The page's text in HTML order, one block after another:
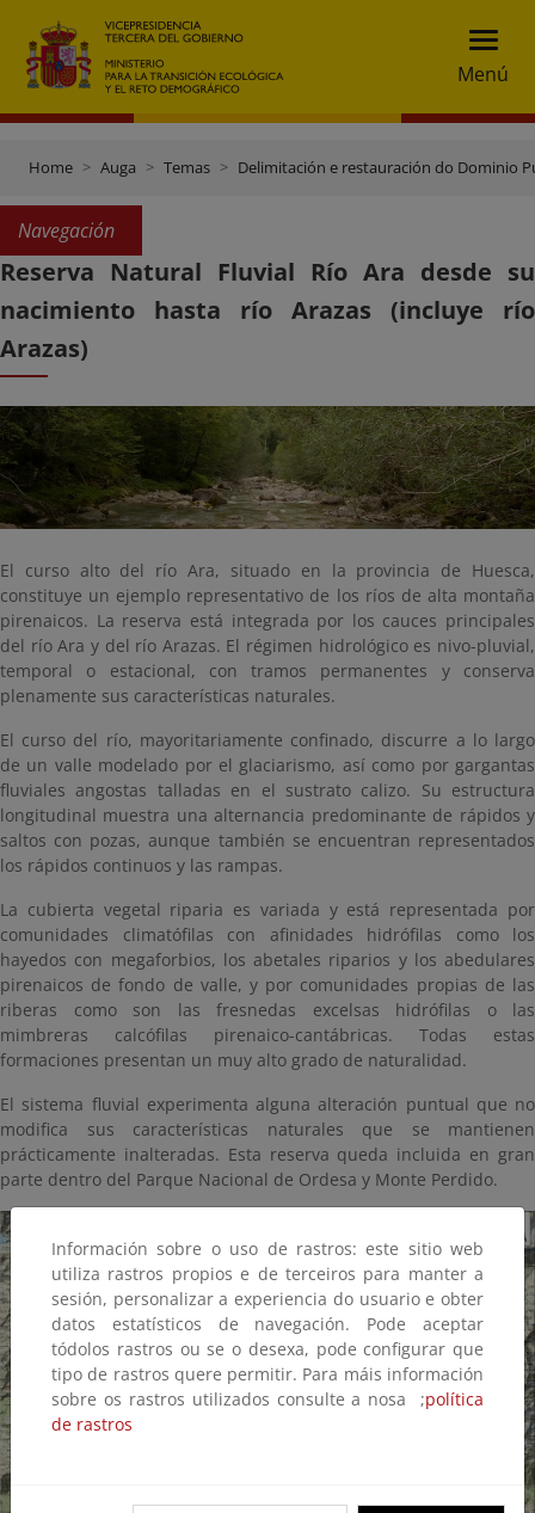
Menú
Home Auga Temas Delimitación e restauración do Dominio
Navegación
Reserva Natural Fluvial Río Ara desde su
nacimiento hasta río Arazas (incluye río
Arazas)
El curso alto del río Ara, situado en la provincia de Huesca,
constituye un ejemplo representativo de los ríos de alta montaña
pirenaicos. La reserva está integrada por los cauces principales
del río Ara y del río Arazas. El régimen hidrológico es nivo-pluvial,
temporal o estacional, con tramos permanentes y conserva
plenamente sus características naturales.
El curso del río, mayoritariamente confinado, discurre a lo largo
de un valle modelado por el glaciarismo, así como por gargantas
fluviales angostas talladas en el sustrato calizo. Su estructura
longitudinal muestra una alternancia predominante de rápidos y
saltos con pozas, aunque también se encuentran representados
los rápidos continuos y las rampas.
La cubierta vegetal riparia es variada y está representada por
comunidades climatófilas con afinidades hidrófilas como los
hayedos con megaforbios, los abetales riparios y los abedulares
pirenaicos de fondo de valle, y por comunidades propias de las
riberas como son las fresnedas excelsas hidrófilas o las
mimbreras calcófilas pirenaico-cantábricas. Todas estas
formaciones presentan un muy alto grado de naturalidad.
El sistema fluvial experimenta alguna alteración puntual que no
modifica sus características naturales que se mantienen
prácticamente inalteradas. Esta reserva queda incluida en gran
parte dentro del Parque Nacional de Ordesa y Monte Perdido.
Información sobre o uso de rastros: este sitio web
utiliza rastros propios e de terceiros para manter a
sesión, personalizar a experiencia do usuario e obter
datos estatísticos de navegación. Pode aceptar
tódolos rastros ou se o desexa, pode configurar que
tipo de rastros quere permitir. Para máis información
sobre os rastros utilizados consulte a nosa ;política
de rastros